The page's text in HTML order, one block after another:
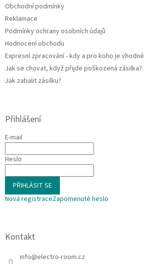
Obchodní podmínky
Reklamace
Podmínky ochrany osobních údajů
Hodnocení obchodu
Expresní zpracování - kdy a pro koho je vhodné
Jak se chovat, když přijde poškozená zásilka?
Jak zabalit zásilku?
Přihlášení
E-mail
Heslo
PŘIHLÁSIT SE
Nová registraceZapomenuté heslo
Kontakt
info@electro-room.cz